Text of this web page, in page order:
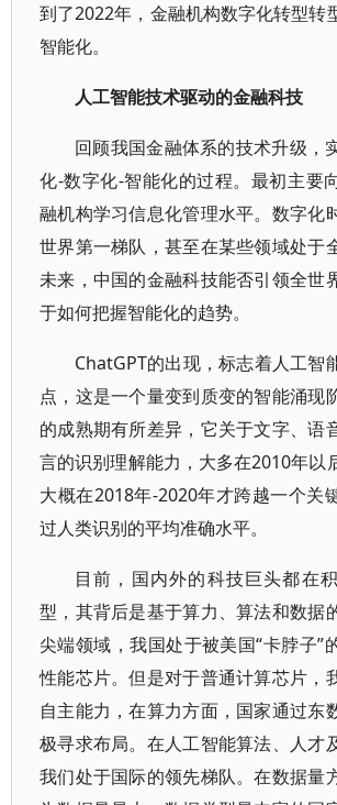
到了2022年，金融机构数字化转型转
智能化。
人工智能技术驱动的金融科技
回顾我国金融体系的技术升级，
化-数字化-智能化的过程。最初主要
融机构学习信息化管理水平。数字化
世界第一梯队，甚至在某些领域处于
未来，中国的金融科技能否引领全世
于如何把握智能化的趋势。
ChatGPT的出现，标志着人工智
点，这是一个量变到质变的智能涌现
的成熟期有所差异，它关于文字、语
言的识别理解能力，大多在2010年以
大概在2018年-2020年才跨越一个
过人类识别的平均准确水平。
目前，国内外的科技巨头都在
型，其背后是基于算力、算法和数据
尖端领域，我国处于被美国“卡脖子”
性能芯片。但是对于普通计算芯片，
自主能力，在算力方面，国家通过东
极寻求布局。在人工智能算法、人才
我们处于国际的领先梯队。在数据量